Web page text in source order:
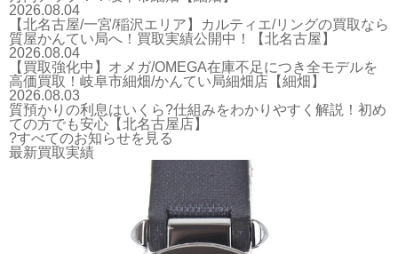
2026.08.04
【北名古屋/一宮/稲沢エリア】カルティエ/リングの買取なら
質屋かんてい局へ！買取実績公開中！【北名古屋】
2026.08.04
【買取強化中】オメガ/OMEGA在庫不足につき全モデルを
高価買取！岐阜市細畑/かんてい局細畑店【細畑】
2026.08.03
質預かりの利息はいくら?仕組みをわかりやすく解説！初め
ての方でも安心【北名古屋店】
?すべてのお知らせを見る
最新買取実績